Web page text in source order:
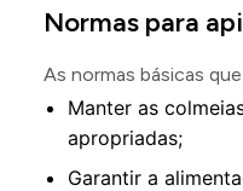
Normas para
As normas básicas
Manter as
apropriadas;
Garantir a